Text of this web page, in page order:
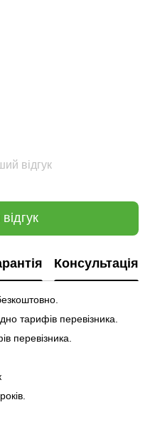
відгук
Консультація
тарифів перевізника.
перевізника.